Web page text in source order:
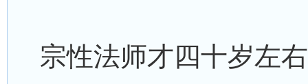
宗性法师才四十岁左